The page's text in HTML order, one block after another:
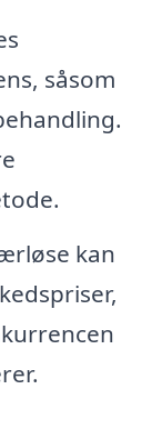
såsom
kan